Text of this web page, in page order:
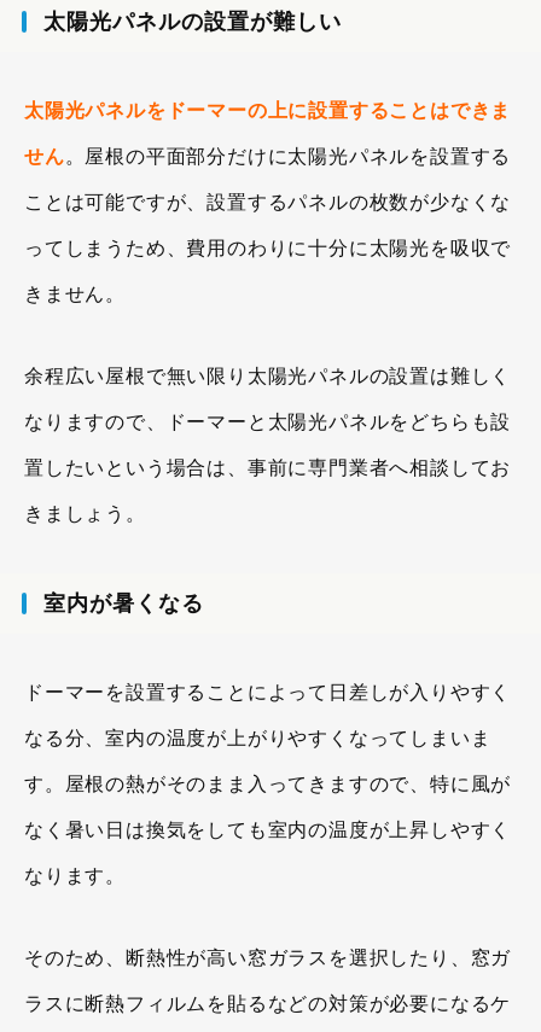
太陽光パネルの設置が難しい
太陽光パネルをドーマーの上に設置することはできま
せん。屋根の平面部分だけに太陽光パネルを設置する
ことは可能ですが、設置するパネルの枚数が少なくな
ってしまうため、費用のわりに十分に太陽光を吸収で
きません。
余程広い屋根で無い限り太陽光パネルの設置は難しく
なりますので、ドーマーと太陽光パネルをどちらも設
置したいという場合は、事前に専門業者へ相談してお
きましょう。
室内が暑くなる
ドーマーを設置することによって日差しが入りやすく
なる分、室内の温度が上がりやすくなってしまいま
す。屋根の熱がそのまま入ってきますので、特に風が
なく暑い日は換気をしても室内の温度が上昇しやすく
なります。
そのため、断熱性が高い窓ガラスを選択したり、窓ガ
ラスに断熱フィルムを貼るなどの対策が必要になるケ